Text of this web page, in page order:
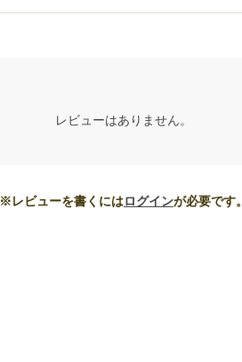
レビューはありません。
※レビューを書くにはログインが必要です。